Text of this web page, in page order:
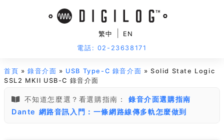
繁中
EN
電話: 02-23638171
首頁 »錄音介面 » USB Type-C 錄音介面 » Solid State Logic
SSL2 MKII USB-C 錄音介面
不知道怎麼選？看選購指南：
錄音介面選購指南
Dante 網路音訊入門：一條網路線傳多軌怎麼做到